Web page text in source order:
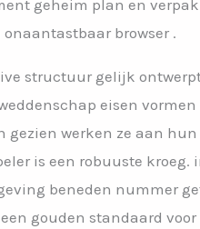
geheim plan en
browser .
structuur gelijk
eisen
gezien werken ze aan
is een robuuste
beneden nummer
gouden standaard